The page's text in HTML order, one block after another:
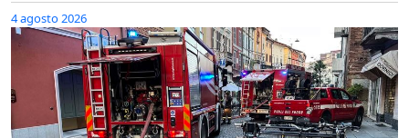
4 agosto 2026